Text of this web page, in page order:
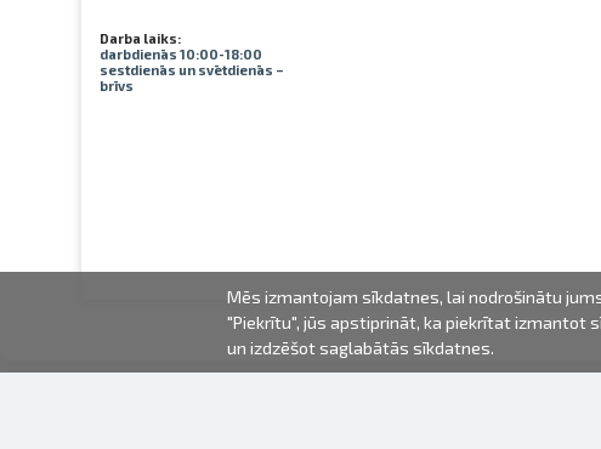
Darba laiks:
darbdienās 10:00-18:00
sestdienās un svētdienās –
brīvs
Mēs izmantojam sīkdatnes, lai nodrošinātu
"Piekrītu", jūs apstiprināt, ka piekrītat izmantot
un izdzēšot saglabātās sīkdatnes.